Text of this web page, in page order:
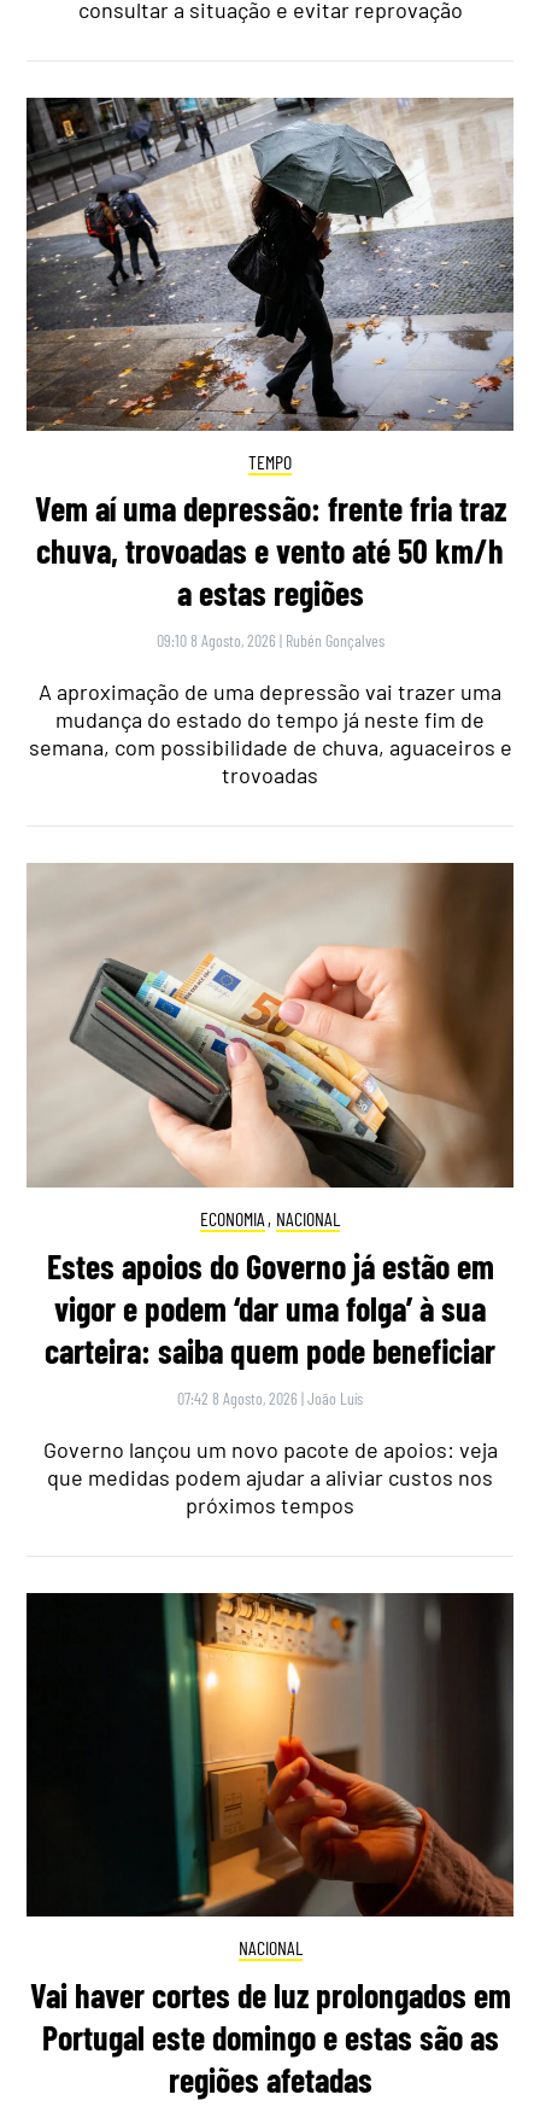
consultar a situação e evitar reprovação
TEMPO
Vem aí uma depressão: frente fria traz
chuva, trovoadas e vento até 50 km/h
a estas regiões
09:10 8 Agosto, 2026 | Rubén Gonçalves
A aproximação de uma depressão vai trazer uma
mudança do estado do tempo já neste fim de
semana, com possibilidade de chuva, aguaceiros e
trovoadas
ECONOMIA , NACIONAL
Estes apoios do Governo já estão em
vigor e podem ‘dar uma folga’ à sua
carteira: saiba quem pode beneficiar
07:42 8 Agosto, 2026 |João Luís
Governo lançou um novo pacote de apoios: veja
que medidas podem ajudar a aliviar custos nos
próximos tempos
NACIONAL
Vai haver cortes de luz prolongados em
Portugal este domingo e estas são as
regiões afetadas